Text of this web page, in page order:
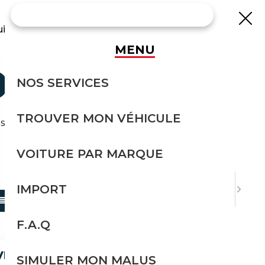
effort avec Courtage Auto.
TRIER PAR
MENU
NOS SERVICES
TROUVER MON VÉHICULE
VOITURE PAR MARQUE
IMPORT
F.A.Q
SIMULER MON MALUS